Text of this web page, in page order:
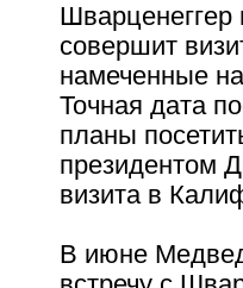
Шварценеггер
совершит
намеченные
Точная дата
планы
президентом
визита в
В июне